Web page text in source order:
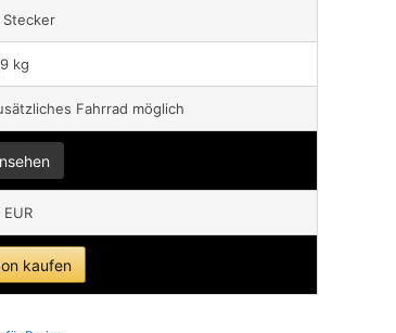
kg
Fahrrad möglich
kaufen